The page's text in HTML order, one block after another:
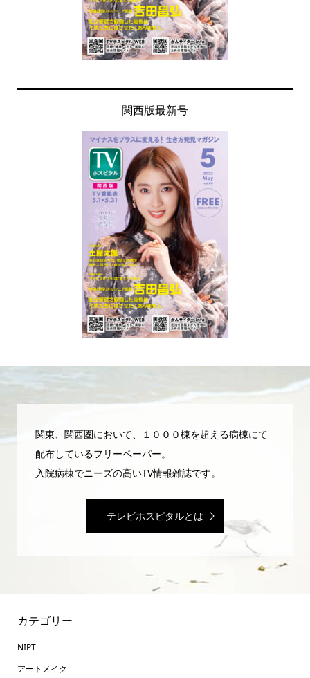
関西版最新号
関東、関西圏において、１０００棟を超える病棟にて
配布しているフリーペーパー。
入院病棟でニーズの高いTV情報雑誌です。
テレビホスピタルとは
カテゴリー
NIPT
アートメイク